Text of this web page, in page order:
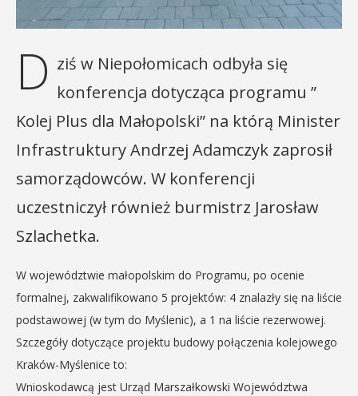
D ziś w Niepołomicach odbyła się
konferencja dotycząca programu ”
Kolej Plus dla Małopolski” na którą Minister
Infrastruktury Andrzej Adamczyk zaprosił
samorządowców. W konferencji
uczestniczył również burmistrz Jarosław
Szlachetka.
W województwie małopolskim do Programu, po ocenie
formalnej, zakwalifikowano 5 projektów: 4 znalazły się na liście
podstawowej (w tym do Myślenic), a 1 na liście rezerwowej.
Szczegóły dotyczące projektu budowy połączenia kolejowego
Kraków-Myślenice to:
Wnioskodawcą jest Urząd Marszałkowski Województwa